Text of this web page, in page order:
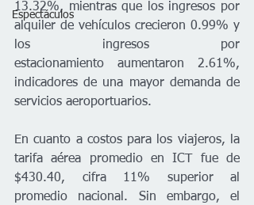
Espectáculos
13.32%, mientras que los ingresos por
alquiler de vehículos crecieron 0.99% y
los ingresos por
estacionamiento aumentaron 2.61%,
indicadores de una mayor demanda de
servicios aeroportuarios.
En cuanto a costos para los viajeros, la
tarifa aérea promedio en ICT fue de
$430.40, cifra 11% superior al
promedio nacional. Sin embargo, el